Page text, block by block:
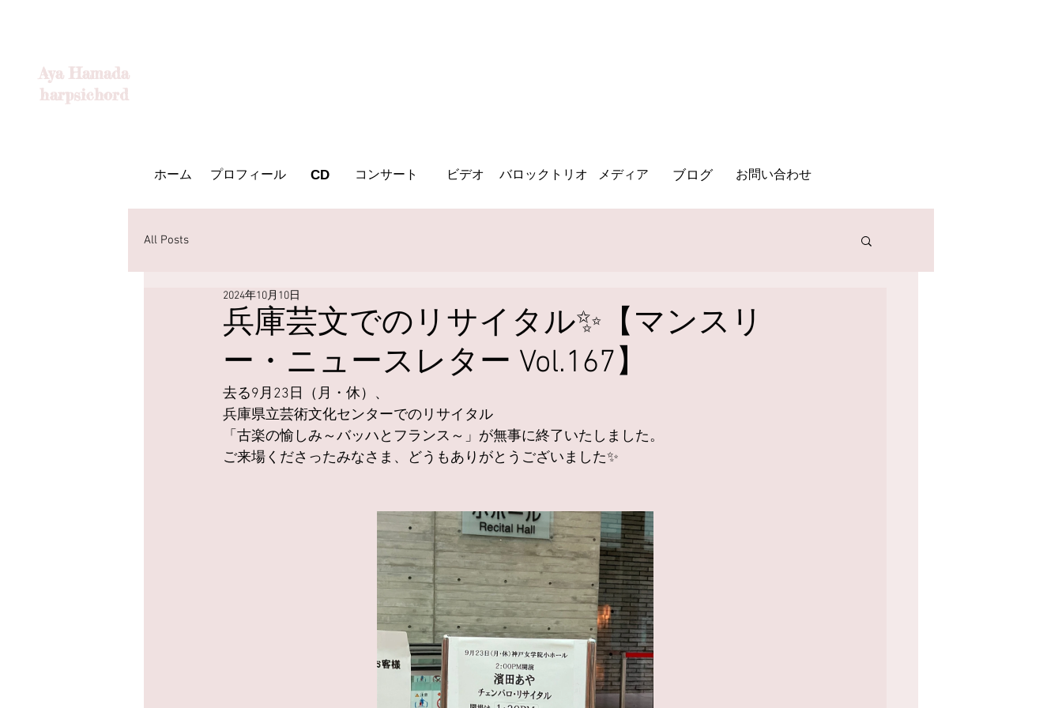
Aya Hamada
harpsichord
ホーム プロフィール ブログ
記事
バロック・トリオ
ビデオ
コンサート
ホーム プロフィール CD コンサート ビデオ バロックトリオ メディア ブログ お問い合わせ
All Posts
兵庫芸文でのリサイタル✨【マンスリ
ー・ニュースレター Vol.167】
2024年10月10日
去る9月23日（月・休）、
兵庫県立芸術文化センターでのリサイタル
「古楽の愉しみ～バッハとフランス～」が無事に終了いたしました。
ご来場くださったみなさま、どうもありがとうございました✨